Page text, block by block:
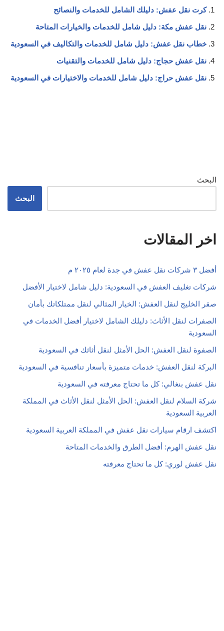
كرت نقل عفش: دليلك الشامل للخدمات والنصائح
نقل عفش مكة: دليل شامل للخدمات والخيارات المتاحة
خطاب نقل عفش: دليل شامل للخدمات والتكاليف في السعودية
نقل عفش حجاج: دليل شامل للخدمات والتقنيات
نقل عفش حراج: دليل شامل للخدمات والاختيارات في السعودية
البحث
البحث
اخر المقالات
أفضل ٣ شركات نقل عفش في جدة لعام ٢٠٢٥ م
شركات تغليف العفش في السعودية: دليل شامل لاختيار الأفضل
صقر الخليج لنقل العفش: الخيار المثالي لنقل ممتلكاتك بأمان
الصفرات لنقل الأثاث: دليلك الشامل لاختيار أفضل الخدمات في
السعودية
الصفوة لنقل العفش: الحل الأمثل لنقل أثاثك في السعودية
البركة لنقل العفش: خدمات متميزة بأسعار تنافسية في السعودية
نقل عفش بنغالي: كل ما تحتاج معرفته في السعودية
شركة السلام لنقل العفش: الحل الأمثل لنقل الأثاث في المملكة
العربية السعودية
اكتشف ارقام سيارات نقل عفش في المملكة العربية السعودية
نقل عفش الهرم: أفضل الطرق والخدمات المتاحة
نقل عفش لوري: كل ما تحتاج معرفته